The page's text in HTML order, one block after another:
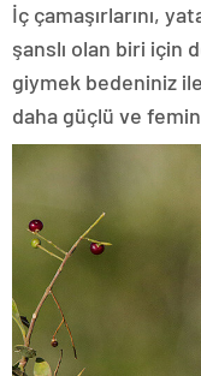
İç çamaşırlarını,
şanslı olan biri için
giymek bedeniniz
daha güçlü ve